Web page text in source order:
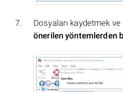
Dosyaları kaydetmek
önerilen yöntemlerden